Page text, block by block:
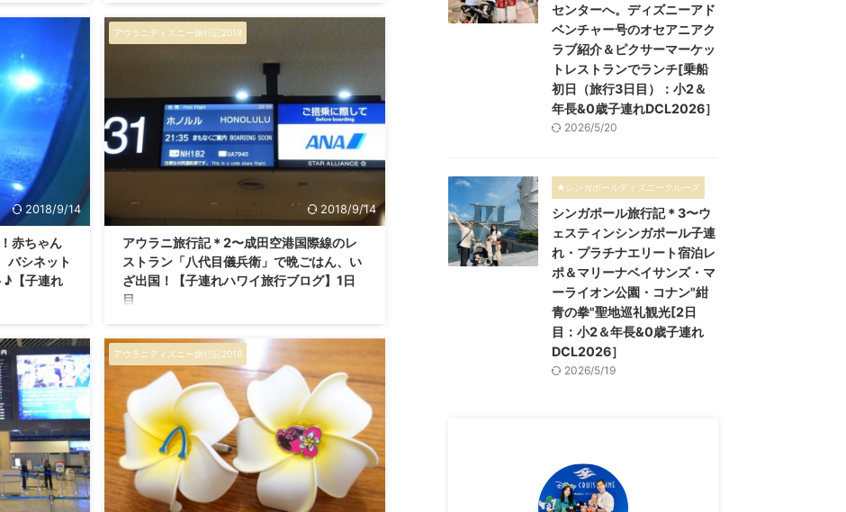
ロフィール
ーションで
れハワイ 5
切リムジン
ちら。 アウラ
。 目指すは
この木なん
ガーデンに
スショア方
の北側の海
訪ありがとうございます！ 私たちのプロフィール
はこちらからどうぞ♪ 「ヤマネコトラベル」リム
ようやくハワイ・ホノルル空港に到着しました。
アウラニ旅行記まとめ記事（目次）はこちら。 ホ
ノルル空港から出発！ ホノルル空港（ダニエル・
K・イノウエ空港）で無事に入国審査を終え、 キ
ャリーバッグを受け取り、 外に出るとすぐに、 今
回お願いしていた「ヤマネコトラベル」のドライ
バーさんが立ってくれていました。 空港の出口 ...
2018/9/14
赤ちゃん
バシネット
♪【子連れ
ロフィール
行の飛行機
イ 5泊7日の
ノルル行き、
ラニ旅行記ま
機のベビー
回の旅行で、
シネットを利
席を購入せず
要の「 ...
アウラニディズニー旅行記2018
2018/9/14
アウラニ旅行記＊2〜成田空港国際線のレ
ストラン「八代目儀兵衛」で晩ごはん、い
ざ出国！【子連れハワイ旅行ブログ】1日
目
訪ありがとうございます！ 私たちのプロフィール
はこちらからどうぞ♪ ハワイ出発前に空港で晩ご
はん 0歳子連れハワイ旅行 5泊7日の旅、 出国まで
の成田空港編です。 アウラニ旅行記まとめ記事
（目次）はこちらから。 前回の旅行記はこちら。
チェックインや両替を済ませ、続いて空港で晩ご
はんです。 成田空港内の出国前レストランを散策
この時点で出国の2時間半以上前。 時間にはかな
り余裕があり、晩ごはんのお店を探しました。 成
田国際空港第一ターミナルには、様々なレストラ
アウラニディズニー旅行記2018
センターへ。ディズニーアド
ベンチャー号のオセアニアク
ラブ紹介＆ピクサーマーケッ
トレストランでランチ[乗船
初日（旅行3日目）：小2＆
年長&0歳子連れDCL2026］
2026/5/20
★シンガポールディズニークルーズ
シンガポール旅行記＊3〜ウ
ェスティンシンガポール子連
れ・プラチナエリート宿泊レ
ポ＆マリーナベイサンズ・マ
ーライオン公園・コナン"紺
青の拳"聖地巡礼観光[2日
目：小2＆年長&0歳子連れ
DCL2026］
2026/5/19